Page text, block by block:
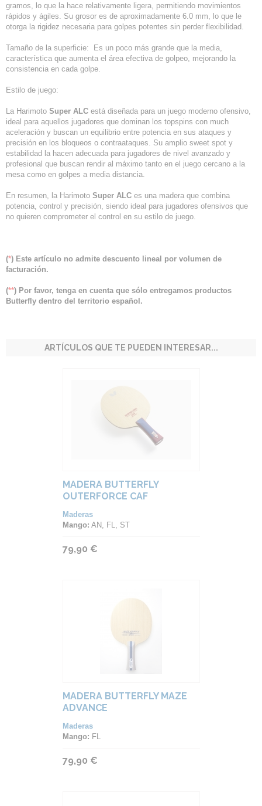
gramos, lo que la hace relativamente ligera, permitiendo movimientos
rápidos y ágiles. Su grosor es de aproximadamente 6.0 mm, lo que le
otorga la rigidez necesaria para golpes potentes sin perder flexibilidad.
Tamaño de la superficie: Es un poco más grande que la media,
característica que aumenta el área efectiva de golpeo, mejorando la
consistencia en cada golpe.
Estilo de juego:
La Harimoto Super ALC está diseñada para un juego moderno ofensivo,
ideal para aquellos jugadores que dominan los topspins con much
aceleración y buscan un equilibrio entre potencia en sus ataques y
precisión en los bloqueos o contraataques. Su amplio sweet spot y
estabilidad la hacen adecuada para jugadores de nivel avanzado y
profesional que buscan rendir al máximo tanto en el juego cercano a la
mesa como en golpes a media distancia.
En resumen, la Harimoto Super ALC es una madera que combina
potencia, control y precisión, siendo ideal para jugadores ofensivos que
no quieren comprometer el control en su estilo de juego.
(*) Este artículo no admite descuento lineal por volumen de
facturación.
(**) Por favor, tenga en cuenta que sólo entregamos productos
Butterfly dentro del territorio español.
ARTÍCULOS QUE TE PUEDEN INTERESAR...
MADERA BUTTERFLY
OUTERFORCE CAF
Maderas
Mango: AN, FL, ST
79,90 €
MADERA BUTTERFLY MAZE
ADVANCE
Maderas
Mango: FL
79,90 €